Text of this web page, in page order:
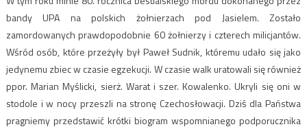
bandy UPA na polskich żołnierzach pod Jasielem. Zostało
zamordowanych prawdopodobnie 60 żołnierzy i czterech milicjantów.
Wśród osób, które przeżyły był Paweł Sudnik, któremu udało się jako
jedynemu zbiec w czasie egzekucji. W czasie walk uratowali się również
ppor. Marian Myślicki, sierż. Warat i szer. Kowalenko. Ukryli się oni w
stodole i w nocy przeszli na stronę Czechosłowacji. Dziś dla Państwa
pragniemy przedstawić krótki biogram wspomnianego podporucznika